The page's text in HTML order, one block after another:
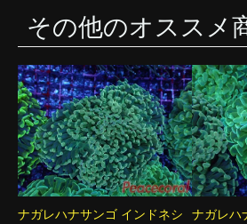
その他のオススメ
ナガレハナサンゴ インドネシ
ナガレハ